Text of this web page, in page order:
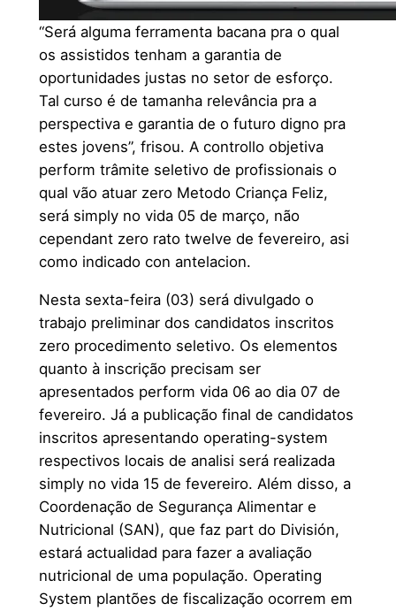
“Será alguma ferramenta bacana pra o qual
os assistidos tenham a garantia de
oportunidades justas no setor de esforço.
Tal curso é de tamanha relevância pra a
perspectiva e garantia de o futuro digno pra
estes jovens”, frisou. A controllo objetiva
perform trâmite seletivo de profissionais o
qual vão atuar zero Metodo Criança Feliz,
será simply no vida 05 de março, não
cependant zero rato twelve de fevereiro, asi
como indicado con antelacion.
Nesta sexta-feira (03) será divulgado o
trabajo preliminar dos candidatos inscritos
zero procedimento seletivo. Os elementos
quanto à inscrição precisam ser
apresentados perform vida 06 ao dia 07 de
fevereiro. Já a publicação final de candidatos
inscritos apresentando operating-system
respectivos locais de analisi será realizada
simply no vida 15 de fevereiro. Além disso, a
Coordenação de Segurança Alimentar e
Nutricional (SAN), que faz part do División,
estará actualidad para fazer a avaliação
nutricional de uma população. Operating
System plantões de fiscalização ocorrem em